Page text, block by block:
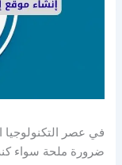
في عصر التكنولوجيا
ضرورة ملحة سواء